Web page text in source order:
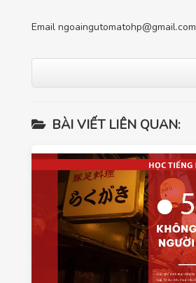
Email ngoaingutomatohp@gmail.com
BÀI VIẾT LIÊN QUAN: